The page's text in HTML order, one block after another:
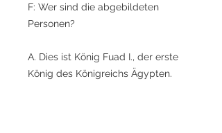
F: Wer sind die abgebildeten
Personen?
A. Dies ist König Fuad I., der erste
König des Königreichs Ägypten.